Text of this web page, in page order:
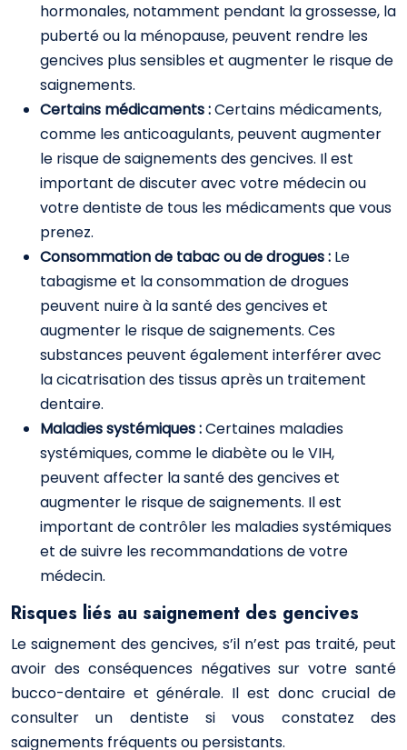
hormonales, notamment pendant la grossesse, la
puberté ou la ménopause, peuvent rendre les
gencives plus sensibles et augmenter le risque de
saignements.
Certains médicaments :Certains médicaments,
comme les anticoagulants, peuvent augmenter
le risque de saignements des gencives. Il est
important de discuter avec votre médecin ou
votre dentiste de tous les médicaments que vous
prenez.
Consommation de tabac ou de drogues : Le
tabagisme et la consommation de drogues
peuvent nuire à la santé des gencives et
augmenter le risque de saignements. Ces
substances peuvent également interférer avec
la cicatrisation des tissus après un traitement
dentaire.
Maladies systémiques :Certaines maladies
systémiques, comme le diabète ou le VIH,
peuvent affecter la santé des gencives et
augmenter le risque de saignements. Il est
important de contrôler les maladies systémiques
et de suivre les recommandations de votre
médecin.
Risques liés au saignement des gencives
Le saignement des gencives, s’il n’est pas traité, peut
avoir des conséquences négatives sur votre santé
bucco-dentaire et générale. Il est donc crucial de
consulter un dentiste si vous constatez des
saignements fréquents ou persistants.